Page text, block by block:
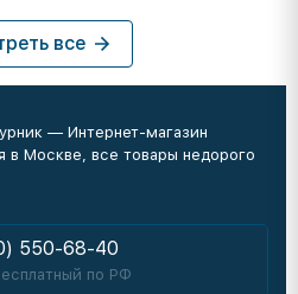
все
— Интернет-магазин
в Москве, все товары недорого
550-68-40
по РФ